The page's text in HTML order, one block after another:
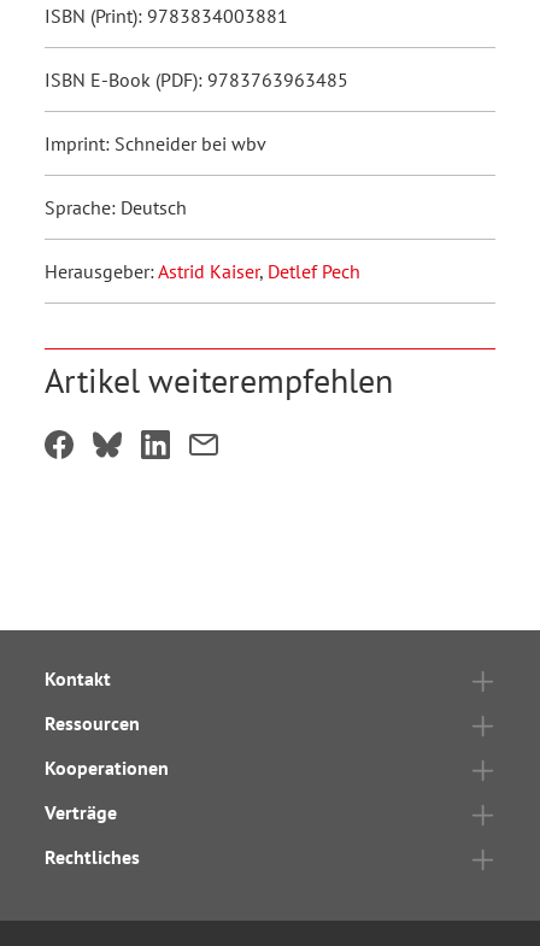
ISBN (Print): 9783834003881
ISBN E-Book (PDF): 9783763963485
Imprint: Schneider bei wbv
Sprache: Deutsch
Herausgeber:Astrid Kaiser, Detlef Pech
Artikel weiterempfehlen
Kontakt
Ressourcen
Kooperationen
Verträge
Rechtliches